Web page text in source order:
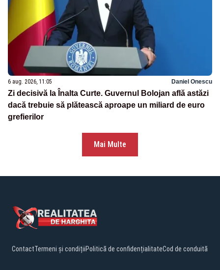
6 aug. 2026, 11:05 Daniel Onescu
Zi decisivă la Înalta Curte. Guvernul Bolojan află astăzi
dacă trebuie să plătească aproape un miliard de euro
grefierilor
Mai Multe
ContactTermeni și condițiiPolitică de confidențialitateCod de conduită